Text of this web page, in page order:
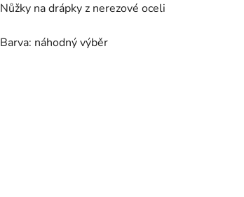
Nůžky na drápky z nerezové oceli
Barva: náhodný výběr